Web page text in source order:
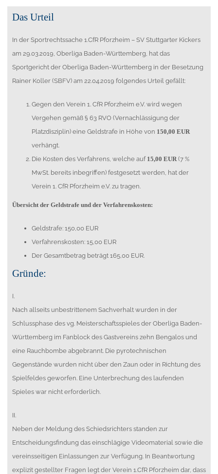
Das Urteil
In der Sportrechtssache 1.CfR Pforzheim – SV Stuttgarter Kickers
am 29.03.2019, Oberliga Baden-Württemberg, hat das
Sportgericht der Oberliga Baden-Württemberg in der Besetzung
Rainer Koller (SBFV) am 22.04.2019 folgendes Urteil gefällt:
Gegen den Verein 1. CfR Pforzheim e.V. wird wegen
Vergehen gemäß § 63 RVO (Vernachlässigung der
Platzdisziplin) eine Geldstrafe in Höhe von 150,00 EUR
verhängt.
Die Kosten des Verfahrens, welche auf 15,00 EUR(7 %
MwSt. bereits inbegriffen) festgesetzt werden, hat der
Verein 1. CfR Pforzheim e.V. zu tragen.
Übersicht der Geldstrafe und der Verfahrenskosten:
Geldstrafe: 150,00 EUR
Verfahrenskosten: 15,00 EUR
Der Gesamtbetrag beträgt 165,00 EUR.
Gründe:
I.
Nach allseits unbestrittenem Sachverhalt wurden in der
Schlussphase des vg. Meisterschaftsspieles der Oberliga Baden-
Württemberg im Fanblock des Gastvereins zehn Bengalos und
eine Rauchbombe abgebrannt. Die pyrotechnischen
Gegenstände wurden nicht über den Zaun oder in Richtung des
Spielfeldes geworfen. Eine Unterbrechung des laufenden
Spieles war nicht erforderlich.
II.
Neben der Meldung des Schiedsrichters standen zur
Entscheidungsfindung das einschlägige Videomaterial sowie die
vereinsseitigen Einlassungen zur Verfügung. In Beantwortung
explizit gestellter Fragen legt der Verein 1.CfR Pforzheim dar, dass